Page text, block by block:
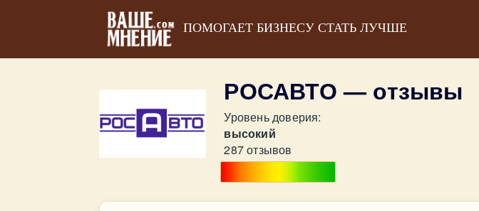
ПОМОГАЕТ БИЗНЕСУ СТАТЬ ЛУЧШЕ
РОСАВТО — отзывы
Уровень доверия:
высокий
287 отзывов